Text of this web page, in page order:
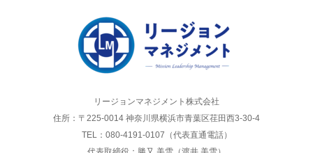
リージョンマネジメント株式会社
住所：〒225-0014 神奈川県横浜市青葉区荏田西3-30-4
TEL：080-4191-0107（代表直通電話）